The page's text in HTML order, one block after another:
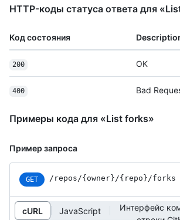
HTTP-коды статуса ответа для
Код состояния
200 OK
400 Bad
Примеры кода для «List forks»
Пример запроса
GET /repos/{owner}/{repo}/forks
cURL JavaScript
Интерфейс